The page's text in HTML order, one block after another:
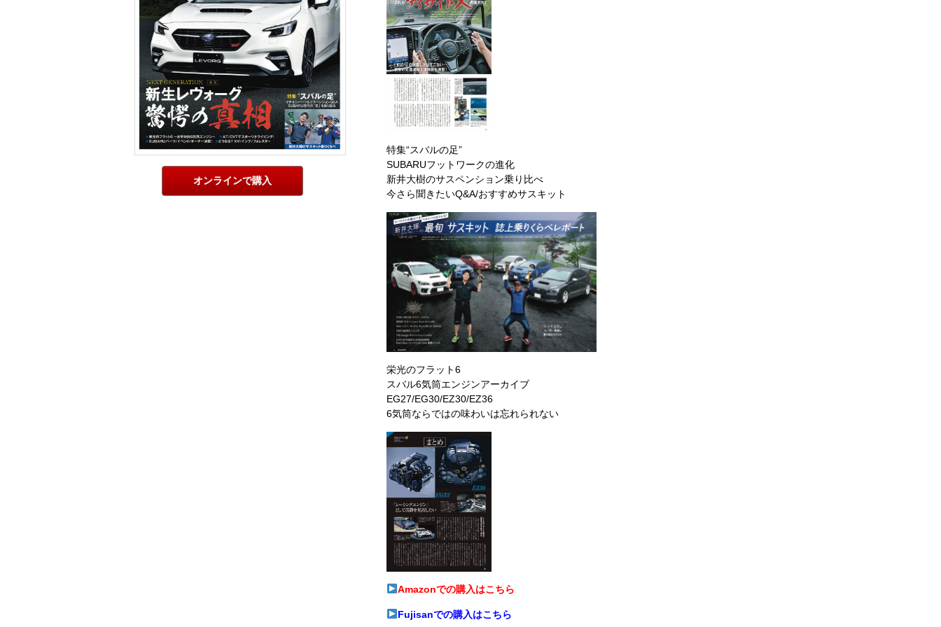
オンラインで購入
特集“スバルの足”
SUBARUフットワークの進化
新井大樹のサスペンション乗り比べ
今さら聞きたいQ&A/おすすめサスキット
栄光のフラット6
スバル6気筒エンジンアーカイブ
EG27/EG30/EZ30/EZ36
6気筒ならではの味わいは忘れられない
Amazonでの購入はこちら
Fujisanでの購入はこちら